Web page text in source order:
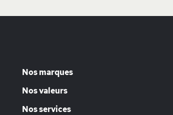
Nos marques
Nos valeurs
Nos services